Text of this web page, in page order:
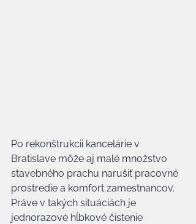
Po rekonštrukcii kancelárie v
Bratislave môže aj malé množstvo
stavebného prachu narušiť pracovné
prostredie a komfort zamestnancov.
Práve v takých situáciách je
jednorazové hĺbkové čistenie